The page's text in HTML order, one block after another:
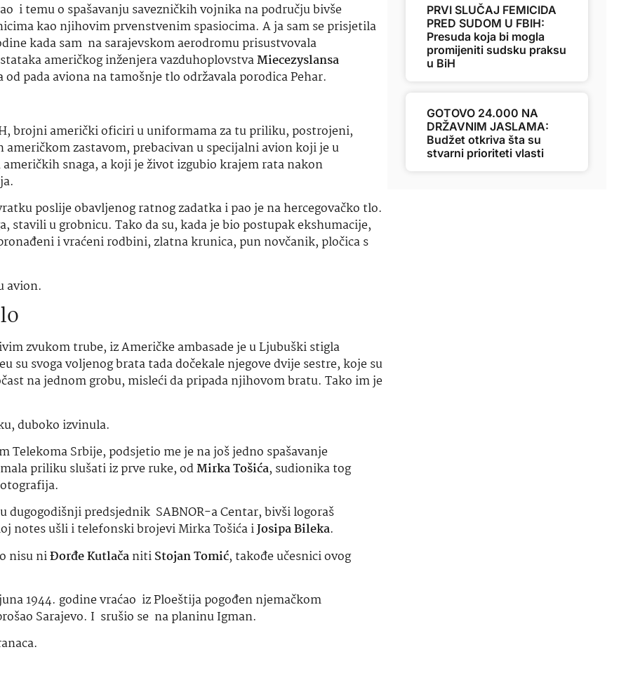
i temu o spašavanju savezničkih vojnika na području bivše
kao njihovim prvenstvenim spasiocima. A ja sam se prisjetila
kada sam na sarajevskom aerodromu prisustvovala
američkog inženjera vazduhoplovstvaMiecezyslansa
pada aviona na tamošnje tlo održavala porodica Pehar.
brojni američki oficiri u uniformama za tu priliku, postrojeni,
zastavom, prebacivan u specijalni avion koji je u
snaga, a koji je život izgubio krajem rata nakon
poslije obavljenog ratnog zadatka i pao je na hercegovačko tlo.
stavili u grobnicu. Tako da su, kada je bio postupak ekshumacije,
i vraćeni rodbini, zlatna krunica, pun novčanik, pločica s
avion.
zvukom trube, iz Američke ambasade je u Ljubuški stigla
su svoga voljenog brata tada dočekale njegove dvije sestre, koje su
na jednom grobu, misleći da pripada njihovom bratu. Tako im je
duboko izvinula.
Srbije, podsjetio me je na još jedno spašavanje
priliku slušati iz prve ruke, odMirka Tošića, sudionika tog
predsjednik SABNOR-a Centar, bivši logoraš
notes ušli i telefonski brojevi Mirka Tošića iJosipa Bileka.
nisu niĐorđe KutlačanitiStojan Tomić, takođe učesnici ovog
1944. godine vraćao iz Ploeštija pogođen njemačkom
Sarajevo. I srušio se na planinu Igman.
PRVI SLUČAJ FEMICIDA
PRED SUDOM U FBIH:
Presuda koja bi mogla
promijeniti sudsku praksu
u BiH
GOTOVO 24.000 NA
DRŽAVNIM JASLAMA:
Budžet otkriva šta su
stvarni prioriteti vlasti